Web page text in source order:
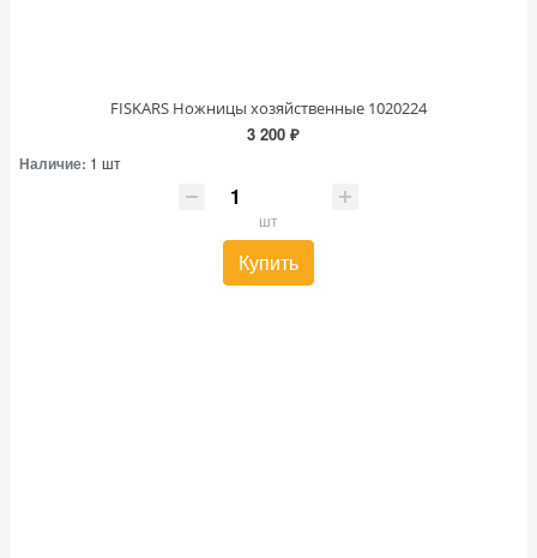
FISKARS Ножницы хозяйственные 1020224
3 200 ₽
Наличие: 1 шт
шт
Купить